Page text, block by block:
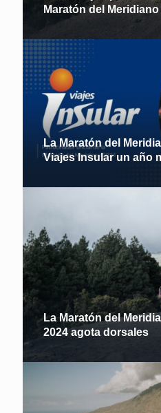
Maratón del
La Maratón del
Viajes Insular un año
La Maratón del
2024 agota dorsales